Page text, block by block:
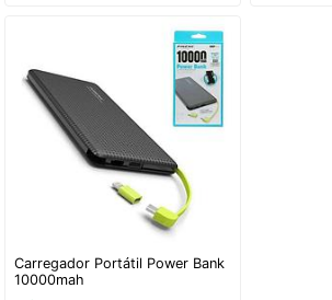
Carregador Portátil Power Bank
10000mah